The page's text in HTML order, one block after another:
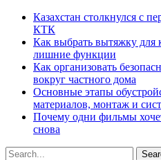
Казахстан столкнулся с
КТК
Как выбрать вытяжку для
лишние функции
Как организовать
вокруг частного дома
Основные этапы
материалов, монтаж и
Почему одни фильмы
снова